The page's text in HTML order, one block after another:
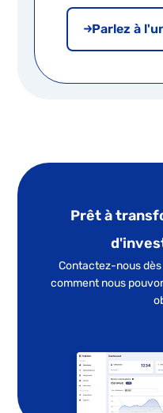
Parlez à
Prêt à
Contactez-nous
comment nous